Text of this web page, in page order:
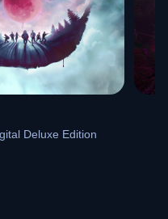
Deluxe Edition